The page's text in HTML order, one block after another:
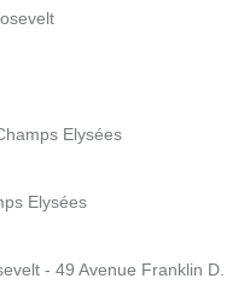
Elysées
Elysées
- 49 Avenue Franklin D.